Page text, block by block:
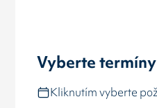
Vyberte
Kliknutím vyberte